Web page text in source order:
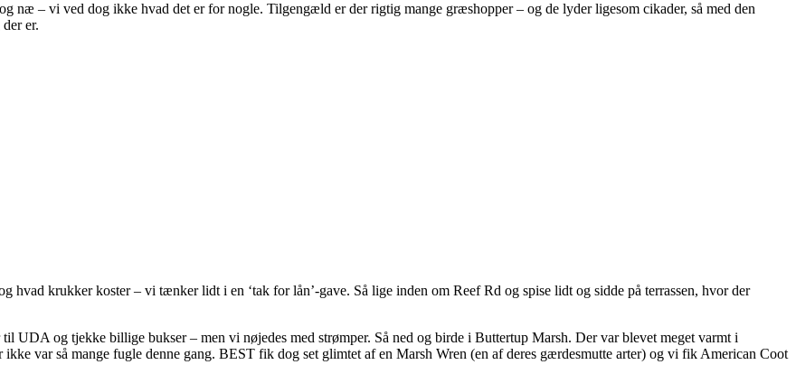
næ – vi ved dog ikke hvad det er for nogle. Tilgengæld er der rigtig mange græshopper – og de lyder ligesom cikader, så med den
er.
hvad krukker koster – vi tænker lidt i en ‘tak for lån’-gave. Så lige inden om Reef Rd og spise lidt og sidde på terrassen, hvor der
UDA og tjekke billige bukser – men vi nøjedes med strømper. Så ned og birde i Buttertup Marsh. Der var blevet meget varmt i
var så mange fugle denne gang. BEST fik dog set glimtet af en Marsh Wren (en af deres gærdesmutte arter) og vi fik American Coot